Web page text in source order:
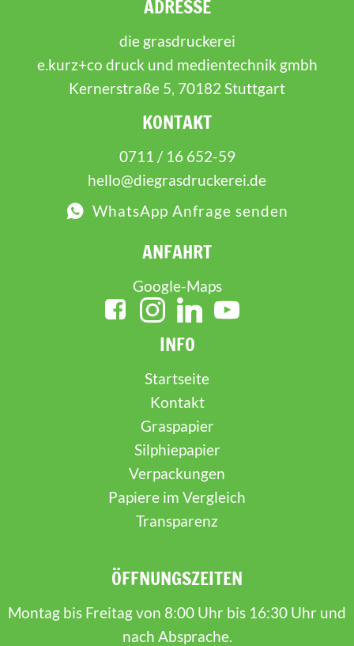
ADRESSE
die grasdruckerei
e.kurz+co druck und medientechnik gmbh
Kernerstraße 5, 70182 Stuttgart
KONTAKT
0711 / 16 652-59
hello@diegrasdruckerei.de
WhatsApp Anfrage senden
ANFAHRT
Google-Maps
INFO
Startseite
Kontakt
Graspapier
Silphiepapier
Verpackungen
Papiere im Vergleich
Transparenz
ÖFFNUNGSZEITEN
Montag bis Freitag von 8:00 Uhr bis 16:30 Uhr und
nach Absprache.